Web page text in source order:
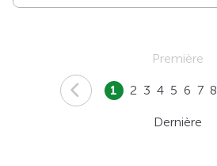
Première
1 2 3 4 5 6 7 8
Dernière